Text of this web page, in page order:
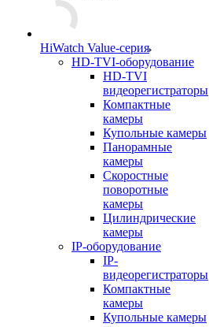
HiWatch Value-серия
HD-TVI-оборудование
HD-TVI
видеорегистраторы
Компактные
камеры
Купольные камеры
Панорамные
камеры
Скоростные
поворотные
камеры
Цилиндрические
камеры
IP-оборудование
IP-
видеорегистраторы
Компактные
камеры
Купольные камеры